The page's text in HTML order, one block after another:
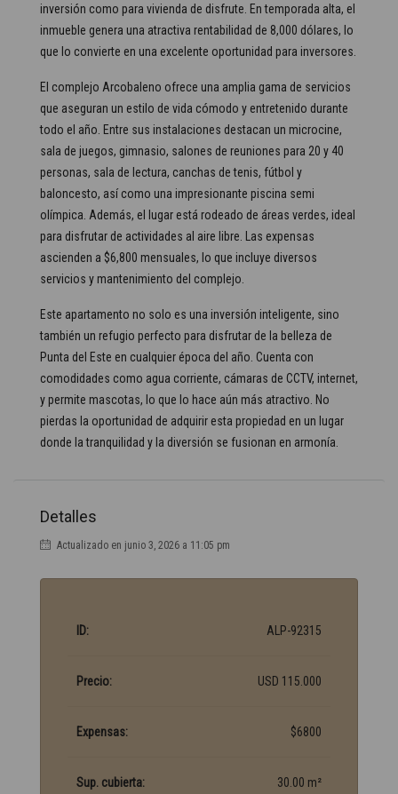
inversión como para vivienda de disfrute. En temporada alta, el
inmueble genera una atractiva rentabilidad de 8,000 dólares, lo
que lo convierte en una excelente oportunidad para inversores.
El complejo Arcobaleno ofrece una amplia gama de servicios
que aseguran un estilo de vida cómodo y entretenido durante
todo el año. Entre sus instalaciones destacan un microcine,
sala de juegos, gimnasio, salones de reuniones para 20 y 40
personas, sala de lectura, canchas de tenis, fútbol y
baloncesto, así como una impresionante piscina semi
olímpica. Además, el lugar está rodeado de áreas verdes, ideal
para disfrutar de actividades al aire libre. Las expensas
ascienden a $6,800 mensuales, lo que incluye diversos
servicios y mantenimiento del complejo.
Este apartamento no solo es una inversión inteligente, sino
también un refugio perfecto para disfrutar de la belleza de
Punta del Este en cualquier época del año. Cuenta con
comodidades como agua corriente, cámaras de CCTV, internet,
y permite mascotas, lo que lo hace aún más atractivo. No
pierdas la oportunidad de adquirir esta propiedad en un lugar
donde la tranquilidad y la diversión se fusionan en armonía.
Detalles
Actualizado en junio 3, 2026 a 11:05 pm
ID: ALP-92315
Precio: USD 115.000
Expensas: $6800
Sup. cubierta: 30.00 m²